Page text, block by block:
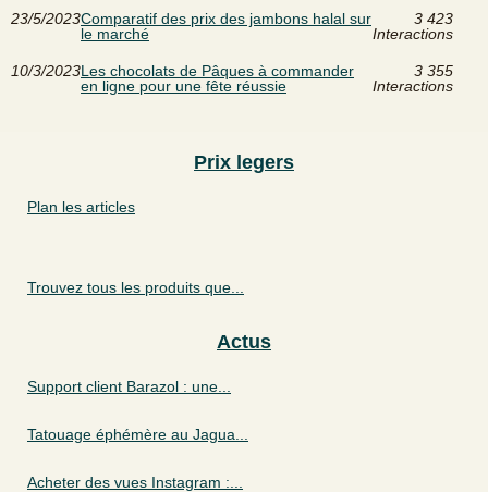
23/5/2023Comparatif des prix des jambons halal sur
le marché
3 423
Interactions
10/3/2023Les chocolats de Pâques à commander
en ligne pour une fête réussie
3 355
Interactions
Prix legers
Plan les articles
Trouvez tous les produits que...
Actus
Support client Barazol : une...
Tatouage éphémère au Jagua...
Acheter des vues Instagram :...